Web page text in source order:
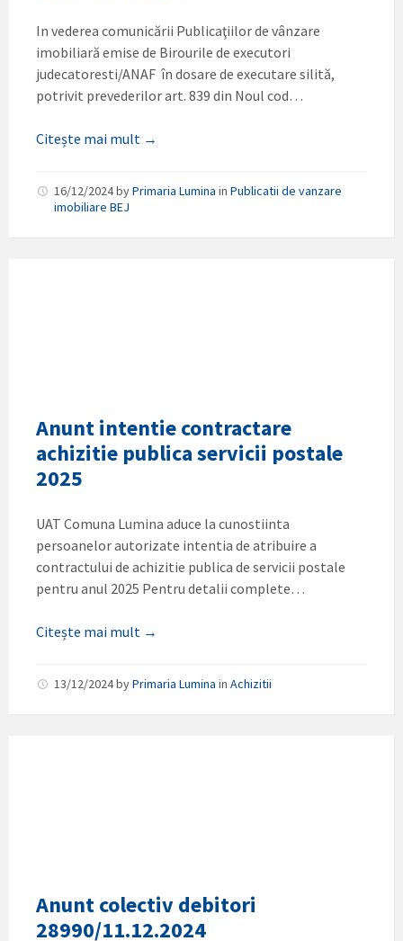
In vederea comunicării Publicaţiilor de vânzare
imobiliară emise de Birourile de executori
judecatoresti/ANAF în dosare de executare silită,
potrivit prevederilor art. 839 din Noul cod…
Citește mai mult →
16/12/2024byPrimaria Lumina in Publicatii de vanzare
imobiliare BEJ
Anunt intentie contractare
achizitie publica servicii postale
2025
UAT Comuna Lumina aduce la cunostiinta
persoanelor autorizate intentia de atribuire a
contractului de achizitie publica de servicii postale
pentru anul 2025 Pentru detalii complete…
Citește mai mult →
13/12/2024byPrimaria Lumina in Achizitii
Anunt colectiv debitori
28990/11.12.2024